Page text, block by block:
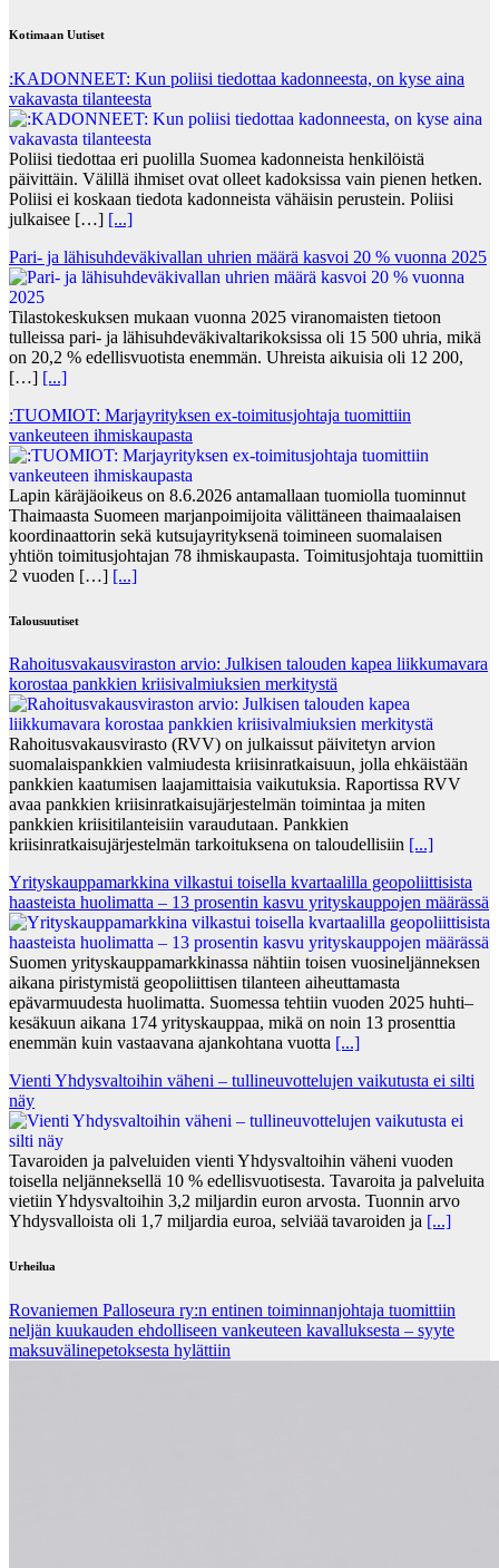
Kotimaan Uutiset
:KADONNEET: Kun poliisi tiedottaa kadonneesta, on kyse aina
vakavasta tilanteesta
Poliisi tiedottaa eri puolilla Suomea kadonneista henkilöistä
päivittäin. Välillä ihmiset ovat olleet kadoksissa vain pienen hetken.
Poliisi ei koskaan tiedota kadonneista vähäisin perustein. Poliisi
julkaisee […] [...]
Pari- ja lähisuhdeväkivallan uhrien määrä kasvoi 20 % vuonna 2025
Tilastokeskuksen mukaan vuonna 2025 viranomaisten tietoon
tulleissa pari- ja lähisuhdeväkivaltarikoksissa oli 15 500 uhria, mikä
on 20,2 % edellisvuotista enemmän. Uhreista aikuisia oli 12 200,
[…] [...]
:TUOMIOT: Marjayrityksen ex-toimitusjohtaja tuomittiin
vankeuteen ihmiskaupasta
Lapin käräjäoikeus on 8.6.2026 antamallaan tuomiolla tuominnut
Thaimaasta Suomeen marjanpoimijoita välittäneen thaimaalaisen
koordinaattorin sekä kutsujayrityksenä toimineen suomalaisen
yhtiön toimitusjohtajan 78 ihmiskaupasta. Toimitusjohtaja tuomittiin
2 vuoden […] [...]
Talousuutiset
Rahoitusvakausviraston arvio: Julkisen talouden kapea liikkumavara
korostaa pankkien kriisivalmiuksien merkitystä
Rahoitusvakausvirasto (RVV) on julkaissut päivitetyn arvion
suomalaispankkien valmiudesta kriisinratkaisuun, jolla ehkäistään
pankkien kaatumisen laajamittaisia vaikutuksia. Raportissa RVV
avaa pankkien kriisinratkaisujärjestelmän toimintaa ja miten
pankkien kriisitilanteisiin varaudutaan. Pankkien
kriisinratkaisujärjestelmän tarkoituksena on taloudellisiin [...]
Yrityskauppamarkkina vilkastui toisella kvartaalilla geopoliittisista
haasteista huolimatta – 13 prosentin kasvu yrityskauppojen määrässä
Suomen yrityskauppamarkkinassa nähtiin toisen vuosineljänneksen
aikana piristymistä geopoliittisen tilanteen aiheuttamasta
epävarmuudesta huolimatta. Suomessa tehtiin vuoden 2025 huhti–
kesäkuun aikana 174 yrityskauppaa, mikä on noin 13 prosenttia
enemmän kuin vastaavana ajankohtana vuotta [...]
Vienti Yhdysvaltoihin väheni – tullineuvottelujen vaikutusta ei silti
näy
Tavaroiden ja palveluiden vienti Yhdysvaltoihin väheni vuoden
toisella neljänneksellä 10 % edellisvuotisesta. Tavaroita ja palveluita
vietiin Yhdysvaltoihin 3,2 miljardin euron arvosta. Tuonnin arvo
Yhdysvalloista oli 1,7 miljardia euroa, selviää tavaroiden ja [...]
Urheilua
Rovaniemen Palloseura ry:n entinen toiminnanjohtaja tuo­mit­tiin
neljän kuu­kau­den eh­dol­li­seen van­keu­teen ka­val­luk­ses­ta – syyte
mak­su­vä­li­ne­pe­tok­ses­ta hy­lät­tiin